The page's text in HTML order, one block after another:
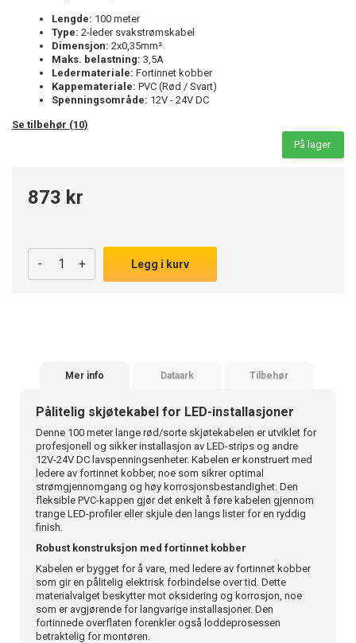
Lengde: 100 meter
Type: 2-leder svakstrømskabel
Dimensjon: 2x0,35mm²
Maks. belastning: 3,5A
Ledermateriale: Fortinnet kobber
Kappemateriale: PVC (Rød / Svart)
Spenningsområde: 12V - 24V DC
Se tilbehør (10)
På lager.
873 kr
- + Legg i kurv
Mer info Dataark Tilbehør
Pålitelig skjøtekabel for LED-installasjoner
Denne 100 meter lange rød/sorte skjøtekabelen er utviklet for
profesjonell og sikker installasjon av LED-strips og andre
12V-24V DC lavspenningsenheter. Kabelen er konstruert med
ledere av fortinnet kobber, noe som sikrer optimal
strømgjennomgang og høy korrosjonsbestandighet. Den
fleksible PVC-kappen gjør det enkelt å føre kabelen gjennom
trange LED-profiler eller skjule den langs lister for en ryddig
finish.
Robust konstruksjon med fortinnet kobber
Kabelen er bygget for å vare, med ledere av fortinnet kobber
som gir en pålitelig elektrisk forbindelse over tid. Dette
materialvalget beskytter mot oksidering og korrosjon, noe
som er avgjørende for langvarige installasjoner. Den
fortinnede overflaten forenkler også loddeprosessen
betraktelig for montøren.